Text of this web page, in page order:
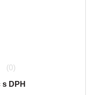
(0)
DPH